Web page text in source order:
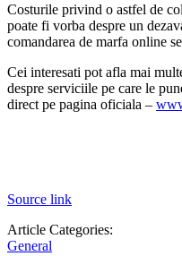
Costurile privind o astfel de
poate fi vorba despre un
comandarea de marfa online
Cei interesati pot afla mai
despre serviciile pe care le
direct pe pagina oficiala –
Source link
Article Categories:
General